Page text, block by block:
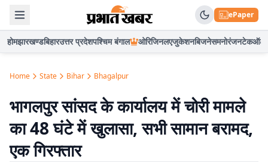
ePaper
होमझारखण्डबिहारउत्तर प्रदेशपश्चिम बंगाल ओरिजिनलएजुकेशनबिजनेसमनोरंजनटेकऑटो
Home State Bihar Bhagalpur
भागलपुर सांसद के कार्यालय में चोरी मामले
का 48 घंटे में खुलासा, सभी सामान बरामद,
एक गिरफ्तार